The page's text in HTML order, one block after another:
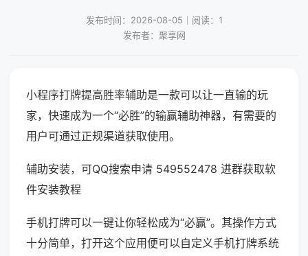
发布时间：2026-08-05｜阅读：1
发布者：聚享网
小程序打牌提高胜率辅助是一款可以让一直输的玩
家，快速成为一个“必胜”的输赢辅助神器，有需要的
用户可通过正规渠道获取使用。
辅助安装，可QQ搜索申请 549552478 进群获取软
件安装教程
手机打牌可以一键让你轻松成为“必赢”。其操作方式
十分简单，打开这个应用便可以自定义手机打牌系统